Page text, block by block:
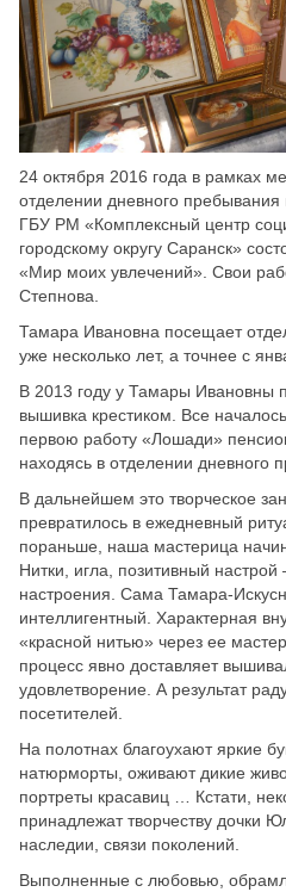
24 октября 2016 года в рамках
отделении дневного
ГБУ РМ «Комплексный центр
городскому округу Саранск»
«Мир моих увлечений». Свои
Степнова.
Тамара Ивановна посещает
уже несколько лет, а точнее с
В 2013 году у Тамары Ивановны
вышивка крестиком. Все
первою работу «Лошади»
находясь в отделении дневного
В дальнейшем это творческое
превратилось в ежедневный
пораньше, наша мастерица
Нитки, игла, позитивный настрой
настроения. Сама Тамара-
интеллигентный. Характерная
«красной нитью» через ее
процесс явно доставляет
удовлетворение. А результат
посетителей.
На полотнах благоухают яркие
натюрморты, оживают дикие
портреты красавиц … Кстати,
принадлежат творчеству дочки
наследии, связи поколений.
Выполненные с любовью,